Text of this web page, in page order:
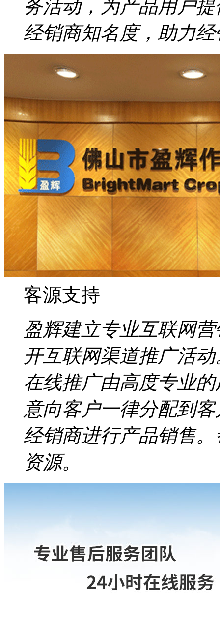
务活动，为产品用户
经销商知名度，助力
客源支持
盈辉建立专业互联网
开互联网渠道推广活动
在线推广由高度专业
意向客户一律分配到
经销商进行产品销售
资源。